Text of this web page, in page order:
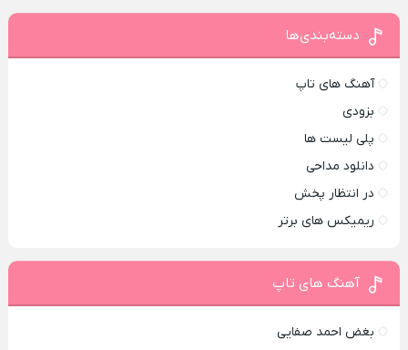
دسته‌بندی‌ها
آهنگ های تاپ
بزودی
پلی لیست ها
دانلود مداحی
در انتظار پخش
ریمیکس های برتر
آهنگ های تاپ
بغض احمد صفایی